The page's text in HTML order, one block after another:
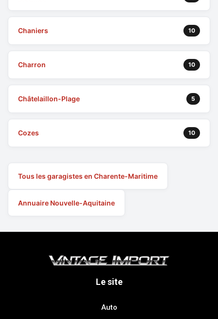
Chaniers 10
Charron 10
Châtelaillon-Plage 5
Cozes 10
Tous les garagistes en Charente-Maritime
Annuaire Nouvelle-Aquitaine
Le site
Auto